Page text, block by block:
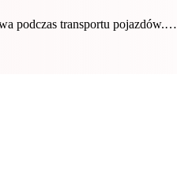
podczas transportu pojazdów.…